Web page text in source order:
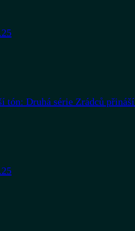
tón: Druhá série Zrádců